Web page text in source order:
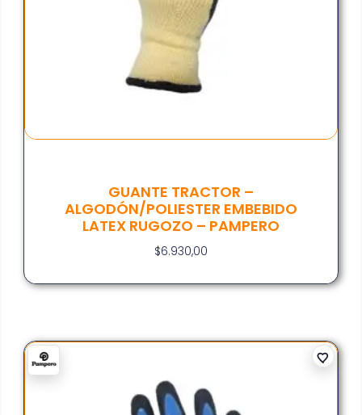
GUANTE TRACTOR –
ALGODÓN/POLIESTER EMBEBIDO
LATEX RUGOZO – PAMPERO
$6.930,00